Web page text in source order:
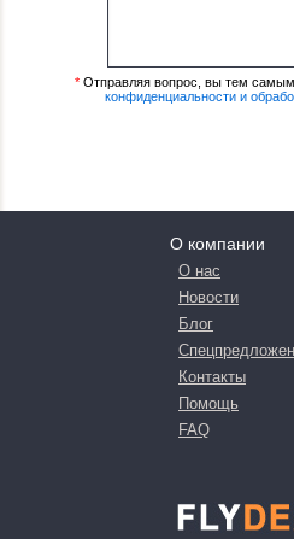
* Отправляя вопрос, вы тем
конфиденциальности и
О компании
О нас
Новости
Блог
Контакты
Помощь
FAQ